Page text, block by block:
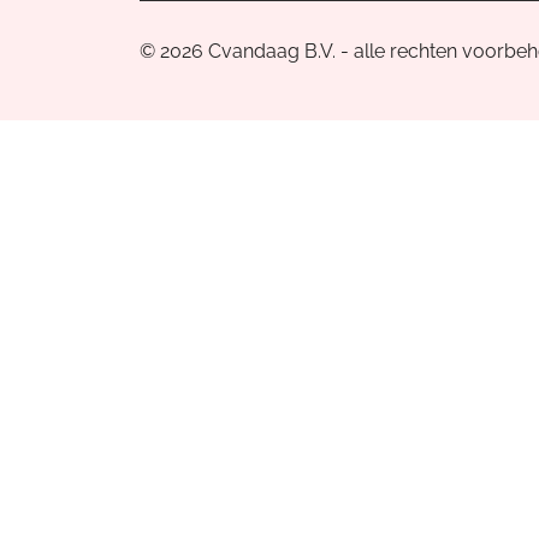
© 2026 Cvandaag B.V. - alle rechten